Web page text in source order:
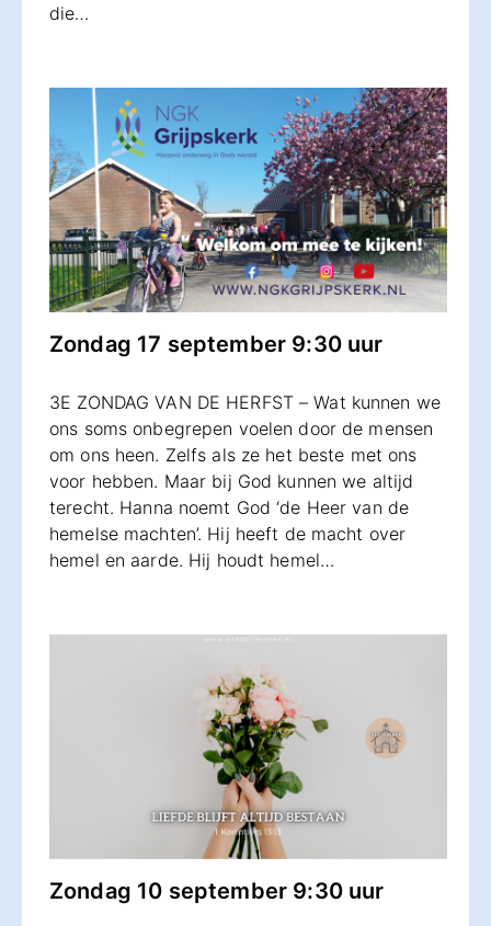
die…
Zondag 17 september 9:30 uur
3E ZONDAG VAN DE HERFST – Wat kunnen we
ons soms onbegrepen voelen door de mensen
om ons heen. Zelfs als ze het beste met ons
voor hebben. Maar bij God kunnen we altijd
terecht. Hanna noemt God ‘de Heer van de
hemelse machten’. Hij heeft de macht over
hemel en aarde. Hij houdt hemel…
Zondag 10 september 9:30 uur